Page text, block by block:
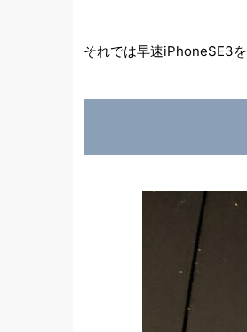
それでは早速iPhoneSE3